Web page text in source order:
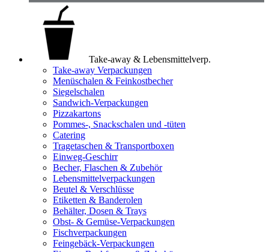
Take-away & Lebensmittelverp.
Take-away Verpackungen
Menüschalen & Feinkostbecher
Siegelschalen
Sandwich-Verpackungen
Pizzakartons
Pommes-, Snackschalen und -tüten
Catering
Tragetaschen & Transportboxen
Einweg-Geschirr
Becher, Flaschen & Zubehör
Lebensmittelverpackungen
Beutel & Verschlüsse
Etiketten & Banderolen
Behälter, Dosen & Trays
Obst- & Gemüse-Verpackungen
Fischverpackungen
Feingebäck-Verpackungen